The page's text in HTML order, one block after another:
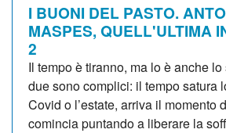
I BUONI DEL PASTO.
MASPES, QUELL'ULTIMA
2
Il tempo è tiranno, ma lo è anche
due sono complici: il tempo satura
Covid o l’estate, arriva il momento
comincia puntando a liberare la